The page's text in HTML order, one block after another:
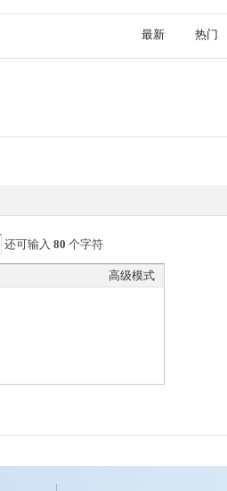
最新 热门
还可输入 80 个字符
高级模式